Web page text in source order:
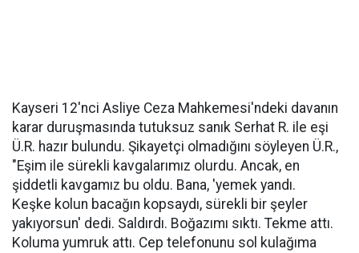
Kayseri 12'nci Asliye Ceza Mahkemesi'ndeki davanın
karar duruşmasında tutuksuz sanık Serhat R. ile eşi
Ü.R. hazır bulundu. Şikayetçi olmadığını söyleyen Ü.R.,
"Eşim ile sürekli kavgalarımız olurdu. Ancak, en
şiddetli kavgamız bu oldu. Bana, 'yemek yandı.
Keşke kolun bacağın kopsaydı, sürekli bir şeyler
yakıyorsun' dedi. Saldırdı. Boğazımı sıktı. Tekme attı.
Koluma yumruk attı. Cep telefonunu sol kulağıma